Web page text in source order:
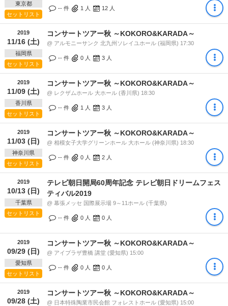
東京都
セットリスト
-- 件 1 人 12 人
2019
11/16 (土)
福岡県
セットリスト
コンサートツアー秋 ～KOKORO&KARADA～
@ アルモニーサンク 北九州ソレイユホール (福岡県) 17:30
-- 件 0 人 3 人
2019
11/09 (土)
香川県
セットリスト
コンサートツアー秋 ～KOKORO&KARADA～
@ レクザムホール 大ホール (香川県) 18:30
-- 件 1 人 3 人
2019
11/03 (日)
神奈川県
セットリスト
コンサートツアー秋 ～KOKORO&KARADA～
@ 相模女子大学グリーンホール 大ホール (神奈川県) 18:30
-- 件 0 人 2 人
2019
10/13 (日)
千葉県
セットリスト
テレビ朝日開局60周年記念 テレビ朝日ドリームフェス
ティバル2019
@ 幕張メッセ 国際展示場 9～11ホール (千葉県)
-- 件 0 人 0 人
2019
09/29 (日)
愛知県
セットリスト
コンサートツアー秋 ～KOKORO&KARADA～
@ アイプラザ豊橋 講堂 (愛知県) 15:00
-- 件 0 人 0 人
2019
09/28 (土)
コンサートツアー秋 ～KOKORO&KARADA～
@ 日本特殊陶業市民会館 フォレストホール (愛知県) 15:00